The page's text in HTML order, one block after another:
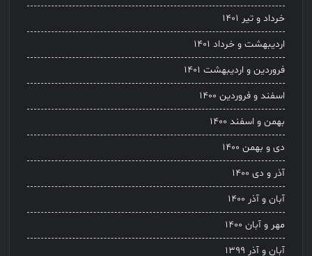
خرداد و تیر ۱۴۰۱
اردیبهشت و خرداد ۱۴۰۱
فروردین و اردیبهشت ۱۴۰۱
اسفند و فروردین ۱۴۰۰
بهمن و اسفند ۱۴۰۰
دی و بهمن ۱۴۰۰
آذر و دی ۱۴۰۰
آبان و آذر ۱۴۰۰
مهر و آبان ۱۴۰۰
آبان و آذر ۱۳۹۹